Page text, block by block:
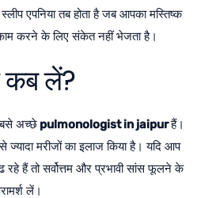
एपनिया तब होता है जब आपका मस्तिष्क
करने के लिए संकेत नहीं भेजता है।
कब लें?
अच्छे pulmonologist in jaipurहैं।
मरीजों का इलाज किया है। यदि आप
रहे हैं तो सर्वोत्तम और प्रभावी सांस फूलने के
लें।